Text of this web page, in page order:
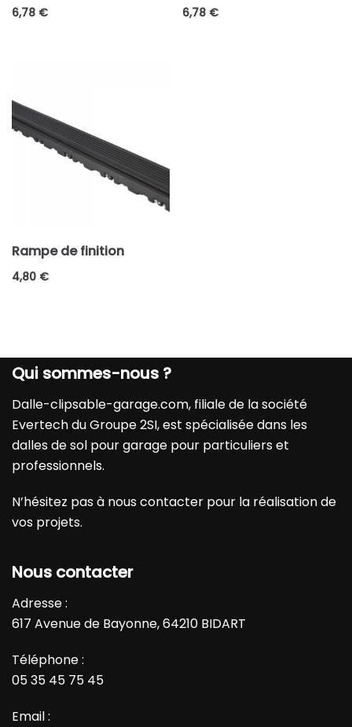
6,78 € 6,78 €
Rampe de finition
4,80 €
Qui sommes-nous ?
Dalle-clipsable-garage.com, filiale de la société
Evertech du Groupe 2SI, est spécialisée dans les
dalles de sol pour garage pour particuliers et
professionnels.
N’hésitez pas à nous contacter pour la réalisation de
vos projets.
Nous contacter
Adresse :
617 Avenue de Bayonne, 64210 BIDART
Téléphone :
05 35 45 75 45
Email :